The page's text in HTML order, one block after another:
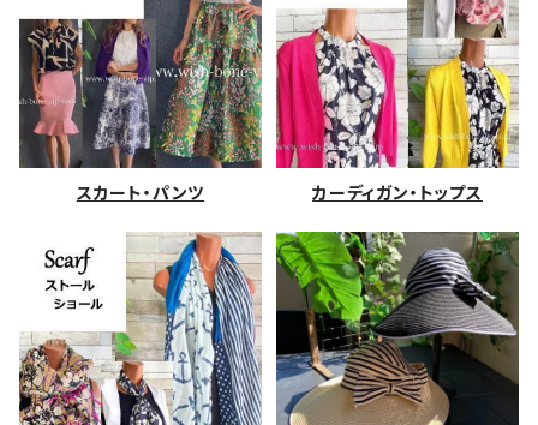
スカート・パンツ カーディガン・トップス